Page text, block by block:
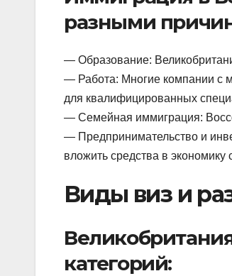
разными
— Образование:
— Работа: Многие компании с
для квалифицированных
— Семейная иммиграция:
— Предпринимательство и
вложить средства в экономику
Виды виз и
категорий: